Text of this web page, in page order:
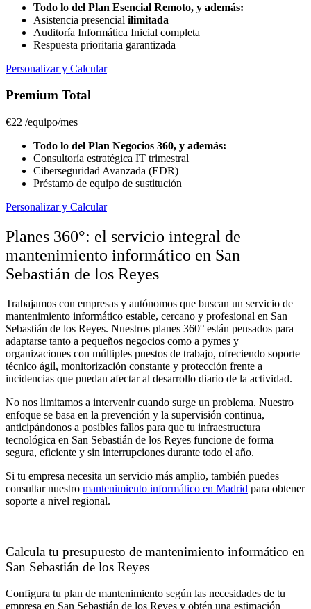
Todo lo del Plan Esencial Remoto, y además:
Asistencia presencial ilimitada
Auditoría Informática Inicial completa
Respuesta prioritaria garantizada
Personalizar y Calcular
Premium Total
€22 /equipo/mes
Todo lo del Plan Negocios 360, y además:
Consultoría estratégica IT trimestral
Ciberseguridad Avanzada (EDR)
Préstamo de equipo de sustitución
Personalizar y Calcular
Planes 360°: el servicio integral de
mantenimiento informático en San
Sebastián de los Reyes
Trabajamos con empresas y autónomos que buscan un servicio de
mantenimiento informático estable, cercano y profesional en San
Sebastián de los Reyes. Nuestros planes 360° están pensados para
adaptarse tanto a pequeños negocios como a pymes y
organizaciones con múltiples puestos de trabajo, ofreciendo soporte
técnico ágil, monitorización constante y protección frente a
incidencias que puedan afectar al desarrollo diario de la actividad.
No nos limitamos a intervenir cuando surge un problema. Nuestro
enfoque se basa en la prevención y la supervisión continua,
anticipándonos a posibles fallos para que tu infraestructura
tecnológica en San Sebastián de los Reyes funcione de forma
segura, eficiente y sin interrupciones durante todo el año.
Si tu empresa necesita un servicio más amplio, también puedes
consultar nuestro mantenimiento informático en Madrid para obtener
soporte a nivel regional.
Calcula tu presupuesto de mantenimiento informático en
San Sebastián de los Reyes
Configura tu plan de mantenimiento según las necesidades de tu
empresa en San Sebastián de los Reyes y obtén una estimación